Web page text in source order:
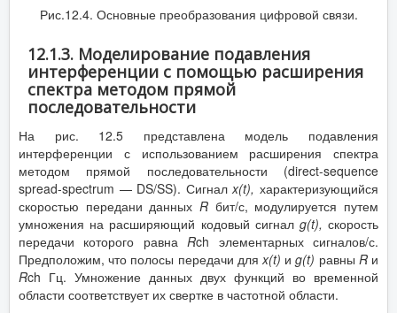
Рис.12.4. Основные преобразования цифровой связи.
12.1.3. Моделирование подавления
интерференции с помощью расширения
спектра методом прямой
последовательности
На рис. 12.5 представлена модель подавления
интерференции с использованием расширения спектра
методом прямой последовательности (direct-sequence
spread-spectrum — DS/SS). Сигналx(t),характеризующийся
скоростью передани данных R бит/с, модулируется путем
умножения на расширяющий кодовый сигнал g(t),скорость
передачи которого равна Rch элементарных сигналов/с.
Предположим, что полосы передачи для x(t) иg(t) равны Rи
Rch Гц. Умножение данных двух функций во временной
области соответствует их свертке в частотной области.